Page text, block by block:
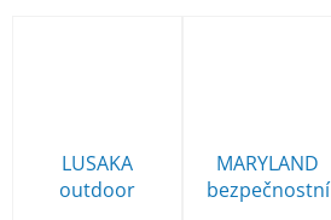
LUSAKA
outdoor
MARYLAND
bezpečnostní